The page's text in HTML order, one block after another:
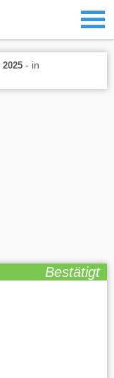
2025 - in
Bestätigt